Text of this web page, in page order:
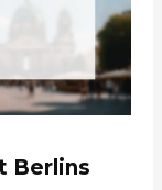
Berlins